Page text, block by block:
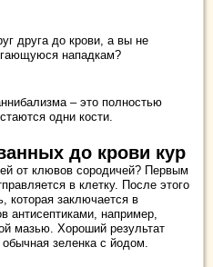
друга до крови, а вы не
нападкам?
– это полностью
одни кости.
до крови кур
от клювов сородичей? Первым
в клетку. После этого
которая заключается в
антисептиками, например,
мазью. Хороший результат
зеленка с йодом.